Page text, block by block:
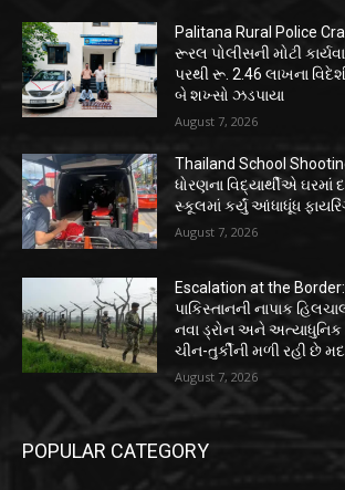
Palitana Rural Police
રૂરલ પોલીસની મોટી
પરથી રૂ. 2.46 લાખના
બે શખ્સો ઝડપાયા
August 7, 2026
Thailand School
ધોરણના વિદ્યાર્થીએ ઘરમાં
સ્કૂલમાં કર્યું આંધાધૂંધ
August 7, 2026
Escalation at the
પાકિસ્તાનની નાપાક
નવા ડ્રોન અને અત્યાધુનિક
ચીન-તુર્કીની મળી રહી છે
August 7, 2026
POPULAR CATEGORY